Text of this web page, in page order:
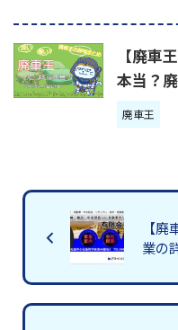
【廃車
本当？
廃車王
【
業の